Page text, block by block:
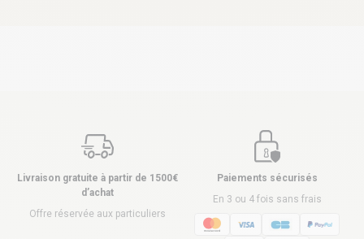
Livraison gratuite à partir de 1500€
d’achat
Offre réservée aux particuliers
Paiements sécurisés
En 3 ou 4 fois sans frais